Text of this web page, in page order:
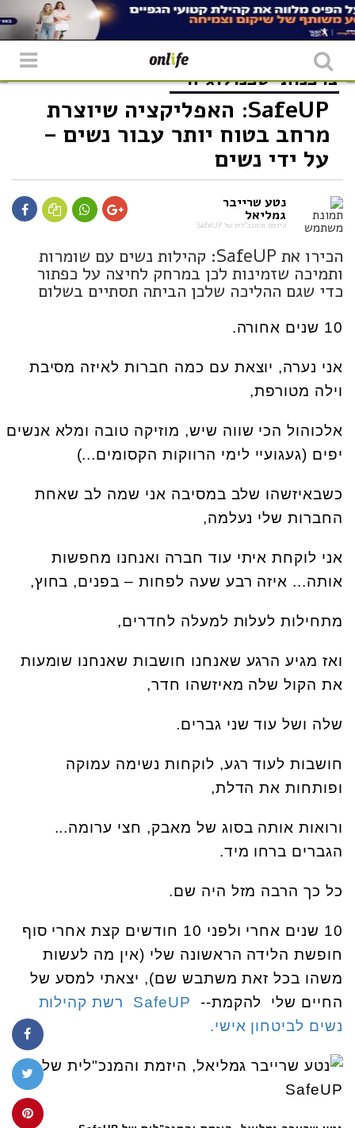
צרכנות טכנולוגיה
SafeUP: האפליקציה שיוצרת
מרחב בטוח יותר עבור נשים –
על ידי נשים
נטע שרייבר
גמליאל
היזמת והמנכ"לית של SafeUP
הכירו את SafeUP: קהילות נשים עם שומרות
ותמיכה שזמינות לכן במרחק לחיצה על כפתור
כדי שגם ההליכה שלכן הביתה תסתיים בשלום
10 שנים אחורה.
אני נערה, יוצאת עם כמה חברות לאיזה מסיבת
וילה מטורפת,
אלכוהול הכי שווה שיש, מוזיקה טובה ומלא אנשים
יפים (געגועיי לימי הרווקות הקסומים...)
כשבאיזשהו שלב במסיבה אני שמה לב שאחת
החברות שלי נעלמה,
אני לוקחת איתי עוד חברה ואנחנו מחפשות
אותה... איזה רבע שעה לפחות – בפנים, בחוץ,
מתחילות לעלות למעלה לחדרים,
ואז מגיע הרגע שאנחנו חושבות שאנחנו שומעות
את הקול שלה מאיזשהו חדר,
שלה ושל עוד שני גברים.
חושבות לעוד רגע, לוקחות נשימה עמוקה
ופותחות את הדלת,
ורואות אותה בסוג של מאבק, חצי ערומה...
הגברים ברחו מיד.
כל כך הרבה מזל היה שם.
10 שנים אחרי ולפני 10 חודשים קצת אחרי סוף
חופשת הלידה הראשונה שלי (אין מה לעשות
משהו בכל זאת משתבש שם), יצאתי למסע של
החיים שלי להקמת--
SafeUP רשת קהילות
נשים לביטחון אישי.